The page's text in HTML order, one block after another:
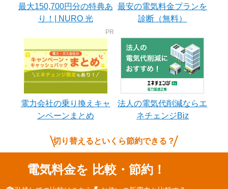
最大150,700円分の特典あ
り！| NURO 光
最安の電気料金プランを
診断（無料）
電力会社の乗り換えキャ
ンペーンまとめ
法人の電気代削減ならエ
ネチェンジBiz
切り替えるといくら節約できる？
電気料金を 比較・節約！